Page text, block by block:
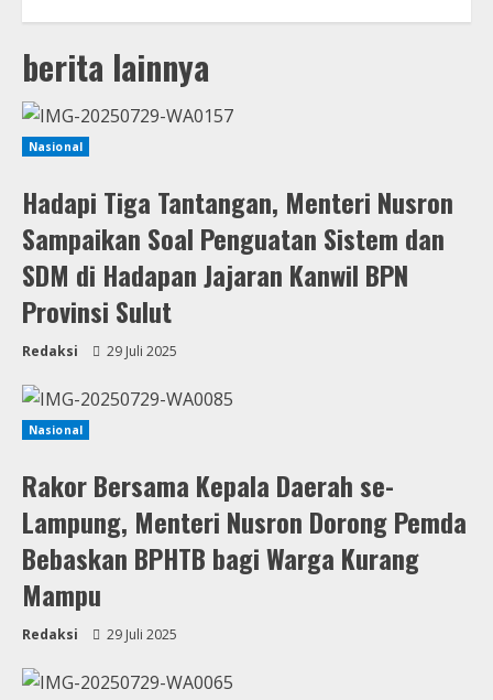
berita lainnya
Nasional
Hadapi Tiga Tantangan, Menteri Nusron
Sampaikan Soal Penguatan Sistem dan
SDM di Hadapan Jajaran Kanwil BPN
Provinsi Sulut
Redaksi 29 Juli 2025
Nasional
Rakor Bersama Kepala Daerah se-
Lampung, Menteri Nusron Dorong Pemda
Bebaskan BPHTB bagi Warga Kurang
Mampu
Redaksi 29 Juli 2025